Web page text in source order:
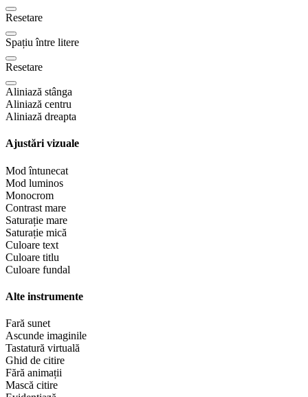
Resetare
Spațiu între litere
Resetare
Aliniază stânga
Aliniază centru
Aliniază dreapta
Ajustări vizuale
Mod întunecat
Mod luminos
Monocrom
Contrast mare
Saturație mare
Saturație mică
Culoare text
Culoare titlu
Culoare fundal
Alte instrumente
Fară sunet
Ascunde imaginile
Tastatură virtuală
Ghid de citire
Fără animații
Mască citire